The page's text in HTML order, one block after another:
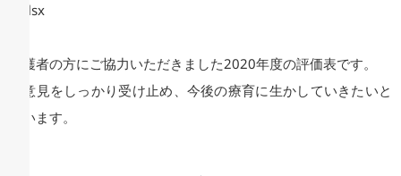
1.xlsx
保護者の方にご協力いただきました2020年度の評価表です。
ご意見をしっかり受け止め、今後の療育に生かしていきたいと
思います。